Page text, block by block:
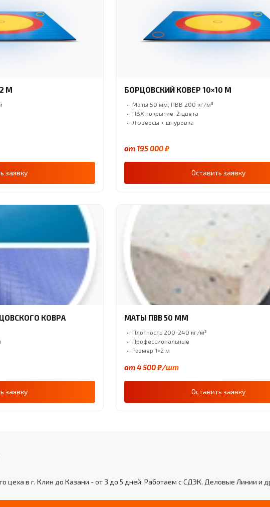
М
заявку
БОРЦОВСКИЙ КОВЕР 10×10 М
Маты 50 мм, ПВВ 200 кг/м³
ПВХ покрытие, 2 цвета
Люверсы + шнуровка
от 195 000 ₽
Оставить заявку
КОВРА
заявку
МАТЫ ПВВ 50 ММ
Плотность 200-240 кг/м³
Профессиональные
Размер 1×2 м
от 4 500 ₽/шт
Оставить заявку
цеха в г. Клин до Казани - от 3 до 5 дней. Работаем с СДЭК, Деловые Линии и